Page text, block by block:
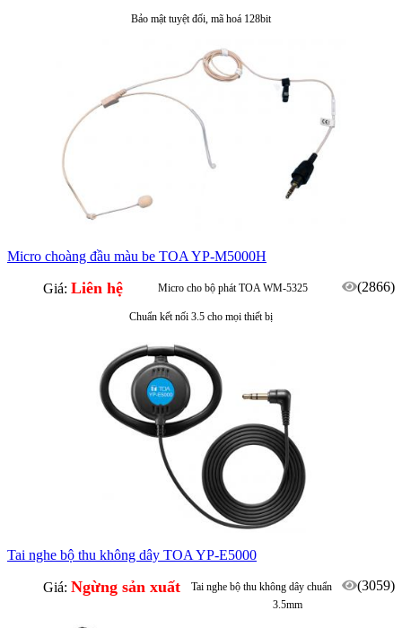
Bảo mật tuyệt đối, mã hoá 128bit
Micro choàng đầu màu be TOA YP-M5000H
Giá: Liên hệ (2866)
Micro cho bộ phát TOA WM-5325
Chuẩn kết nối 3.5 cho mọi thiết bị
Tai nghe bộ thu không dây TOA YP-E5000
Giá: Ngừng sản xuất (3059)
Tai nghe bộ thu không dây chuẩn
3.5mm